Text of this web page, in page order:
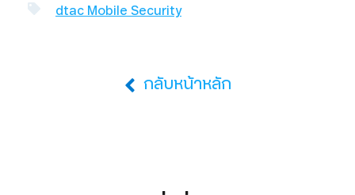
dtac Mobile Security
กลับหน้าหลัก